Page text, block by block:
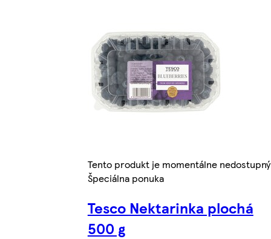
Tento produkt je momentálne nedostupný
Špeciálna ponuka
Tesco Nektarinka plochá
500 g